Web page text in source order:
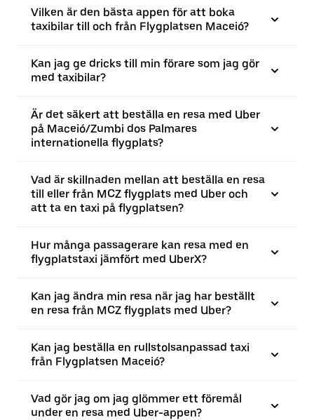
Vilken är den bästa appen för att boka
taxibilar till och från Flygplatsen Maceió?
Kan jag ge dricks till min förare som jag gör
med taxibilar?
Är det säkert att beställa en resa med Uber
på Maceió/Zumbi dos Palmares
internationella flygplats?
Vad är skillnaden mellan att beställa en resa
till eller från MCZ flygplats med Uber och
att ta en taxi på flygplatsen?
Hur många passagerare kan resa med en
flygplatstaxi jämfört med UberX?
Kan jag ändra min resa när jag har beställt
en resa från MCZ flygplats med Uber?
Kan jag beställa en rullstolsanpassad taxi
från Flygplatsen Maceió?
Vad gör jag om jag glömmer ett föremål
under en resa med Uber-appen?